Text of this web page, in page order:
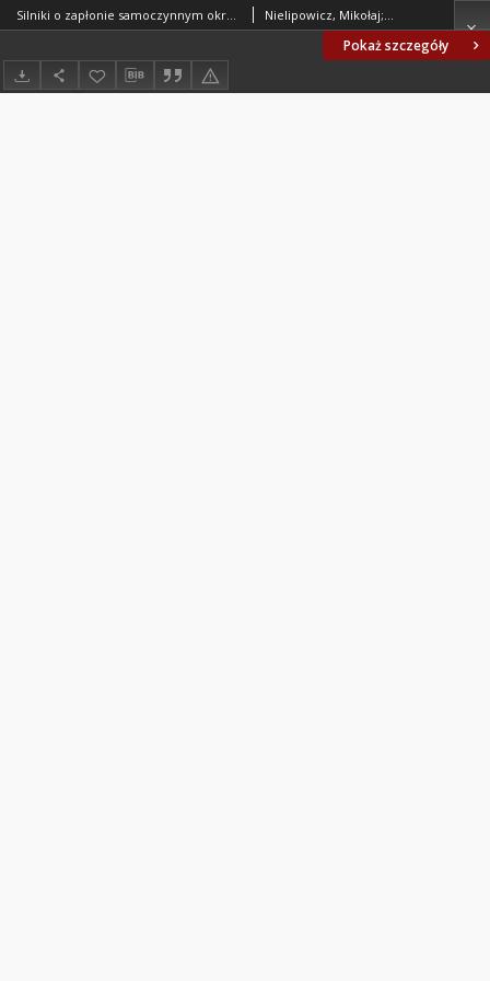
Pokaż szczegóły
Silniki o zapłonie samoczynnym okrętowe i kolejowe - Sprężyny ogólnego przeznaczenia - Wymagania i badania BN-84/1341-52 Nielipowicz, Mikołaj; Heppel, Konrad; Zakłady Przemysłu Metalowego H. Cegielski - Poznań. Oprac.; Zakładowy Ośrodek Badawczo- Rozwojowy Wysokoprężnych Silników Okrętowych i Kolejowych przy Zakładach Przem. Met. H.Cegielski - Poznań. Oprac.